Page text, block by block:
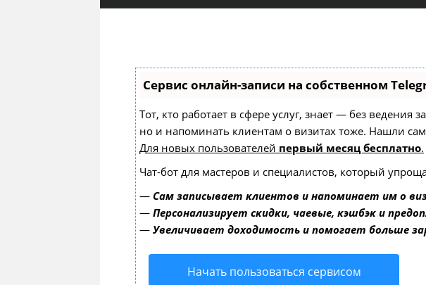
Сервис онлайн-записи на собственном
Тот, кто работает в сфере услуг, знает — без
но и напоминать клиентам о визитах тоже. Нашли
Для новых пользователей первый месяц бесплатно.
Чат-бот для мастеров и специалистов, который
— Сам записывает клиентов и напоминает им о
— Персонализирует скидки, чаевые, кэшбэк и
— Увеличивает доходимость и помогает больше
Начать пользоваться сервисом